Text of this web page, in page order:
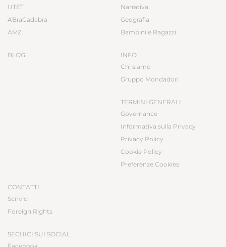
UTET
ABraCadabra
AMZ
BLOG
Narrativa
Geografia
Bambini e Ragazzi
INFO
Chi siamo
Gruppo Mondadori
TERMINI GENERALI
Governance
Informativa sulla Privacy
Privacy Policy
Cookie Policy
Preferenze Cookies
CONTATTI
Scrivici
Foreign Rights
SEGUICI SUI SOCIAL